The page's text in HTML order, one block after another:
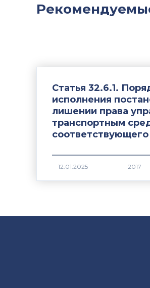
Статья 32.6.1.
исполнения
лишении права
транспортным
2017